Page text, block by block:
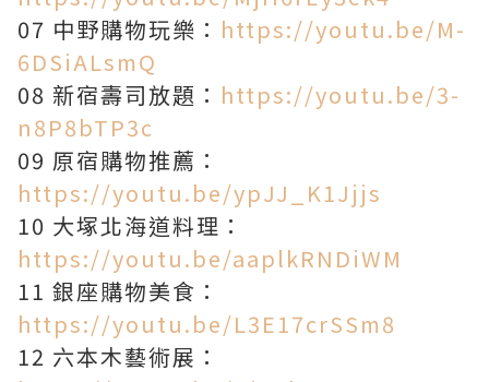
07 中野購物玩樂： https://youtu.be/M-
6DSiALsmQ
08 新宿壽司放題： https://youtu.be/3-
n8P8bTP3c
09 原宿購物推薦：
https://youtu.be/ypJJ_K1Jjjs
10 大塚北海道料理：
https://youtu.be/aaplkRNDiWM
11 銀座購物美食：
https://youtu.be/L3E17crSSm8
12 六本木藝術展：